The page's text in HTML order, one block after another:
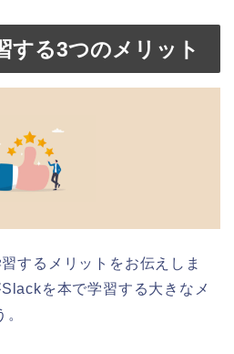
する3つのメリット
するメリットをお伝えしま
を本で学習する大きなメ